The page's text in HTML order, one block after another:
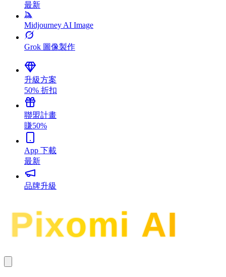
最新
Midjourney AI Image
Grok 圖像製作
升級方案
50% 折扣
聯盟計畫
賺50%
App 下載
最新
品牌升級